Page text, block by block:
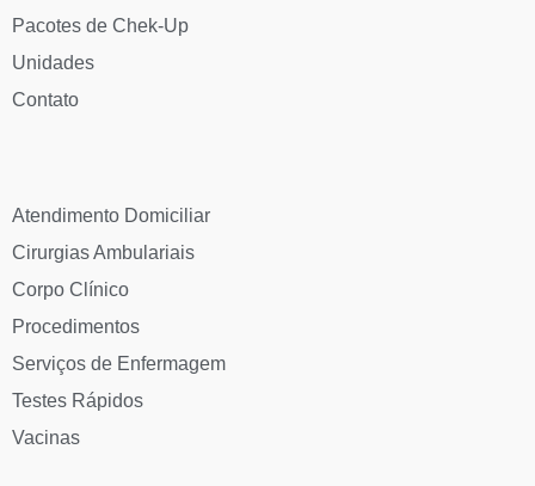
Pacotes de Chek-Up
Unidades
Contato
Atendimento Domiciliar
Cirurgias Ambulariais
Corpo Clínico
Procedimentos
Serviços de Enfermagem
Testes Rápidos
Vacinas